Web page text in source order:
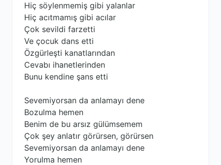
Hiç söylenmemiş gibi yalanlar
Hiç acıtmamış gibi acılar
Çok sevildi farzetti
Ve çocuk dans etti
Özgürleşti kanatlarından
Cevabı ihanetlerinden
Bunu kendine şans etti
Sevemiyorsan da anlamayı dene
Bozulma hemen
Benim de bu arsız gülümsemem
Çok şey anlatır görürsen, görürsen
Sevemiyorsan da anlamayı dene
Yorulma hemen